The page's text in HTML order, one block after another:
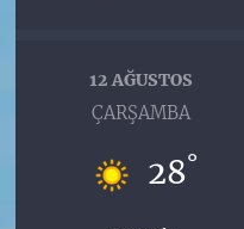
12 AĞUSTOS
ÇARŞAMBA
28°